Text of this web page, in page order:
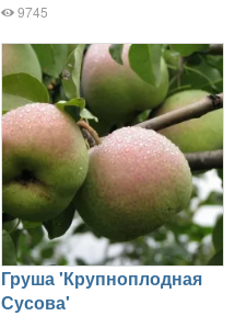
9745
Груша 'Крупноплодная
Сусова'